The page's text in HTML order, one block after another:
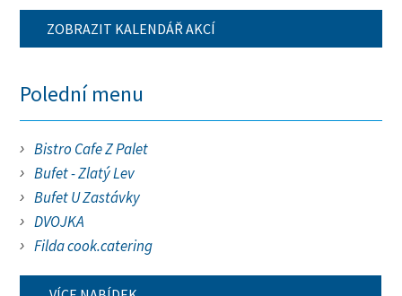
ZOBRAZIT KALENDÁŘ AKCÍ
Polední menu
Bistro Cafe Z Palet
Bufet - Zlatý Lev
Bufet U Zastávky
DVOJKA
Filda cook.catering